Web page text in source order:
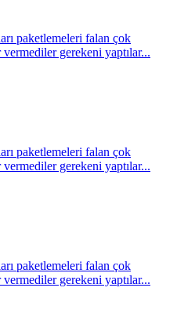
paketlemeleri falan çok
gerekeni yaptılar...
paketlemeleri falan çok
gerekeni yaptılar...
paketlemeleri falan çok
gerekeni yaptılar...